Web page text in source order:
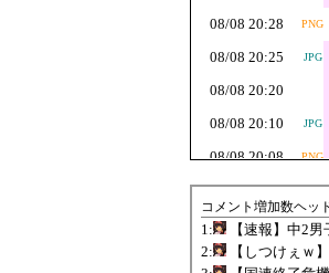
08/08 20:28 PNG
08/08 20:25 JPG
08/08 20:20
08/08 20:10 JPG
08/08 20:08 PNG
08/08 20:00
08/08 20:00 JPG
08/08 20:00 JPG